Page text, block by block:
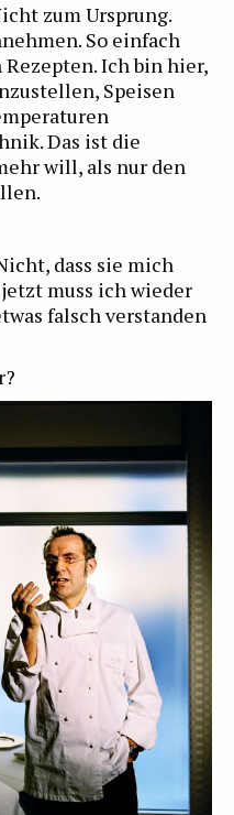
zum Ursprung.
So einfach
Ich bin hier,
Speisen
Das ist die
will, als nur den
dass sie mich
muss ich wieder
falsch verstanden